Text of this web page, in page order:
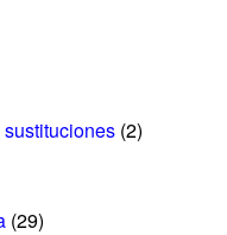
(2)
(29)